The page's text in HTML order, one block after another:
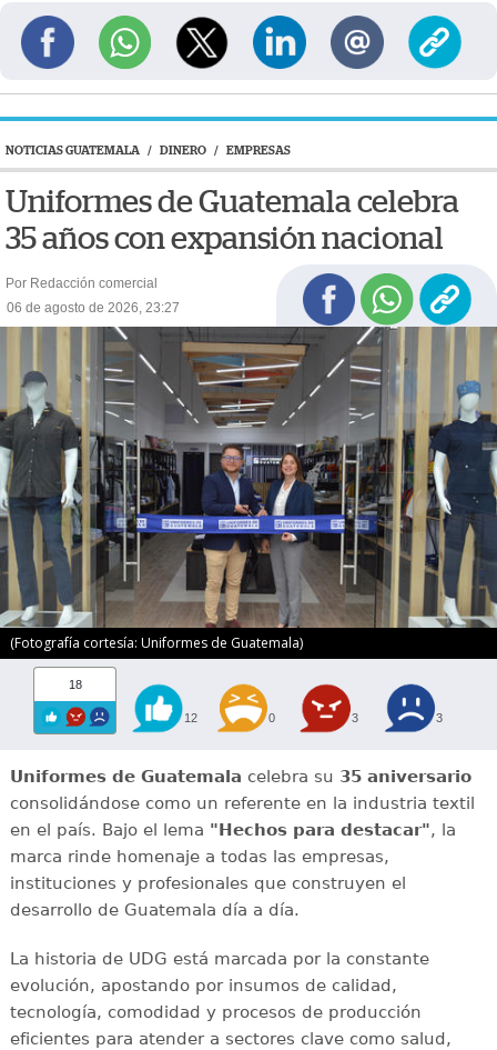
NOTICIAS GUATEMALA / DINERO / EMPRESAS
Uniformes de Guatemala celebra
35 años con expansión nacional
Por Redacción comercial
06 de agosto de 2026, 23:27
(Fotografía cortesía: Uniformes de Guatemala)
18
12 0 3 3
Uniformes de Guatemala celebra su 35 aniversario
consolidándose como un referente en la industria textil
en el país. Bajo el lema "Hechos para destacar", la
marca rinde homenaje a todas las empresas,
instituciones y profesionales que construyen el
desarrollo de Guatemala día a día.
La historia de UDG está marcada por la constante
evolución, apostando por insumos de calidad,
tecnología, comodidad y procesos de producción
eficientes para atender a sectores clave como salud,